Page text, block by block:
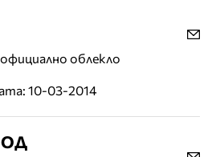
облекло
10-03-2014